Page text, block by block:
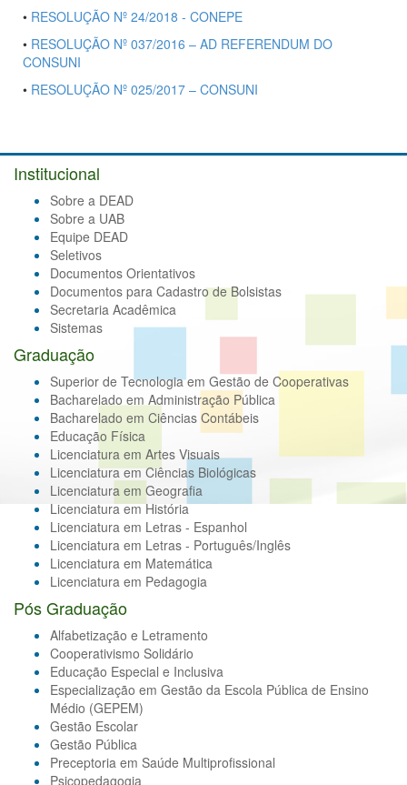
• RESOLUÇÃO Nº 24/2018 - CONEPE
• RESOLUÇÃO Nº 037/2016 – AD REFERENDUM DO
CONSUNI
• RESOLUÇÃO Nº 025/2017 – CONSUNI
Institucional
Sobre a DEAD
Sobre a UAB
Equipe DEAD
Seletivos
Documentos Orientativos
Documentos para Cadastro de Bolsistas
Secretaria Acadêmica
Sistemas
Graduação
Superior de Tecnologia em Gestão de Cooperativas
Bacharelado em Administração Pública
Bacharelado em Ciências Contábeis
Educação Física
Licenciatura em Artes Visuais
Licenciatura em Ciências Biológicas
Licenciatura em Geografia
Licenciatura em História
Licenciatura em Letras - Espanhol
Licenciatura em Letras - Português/Inglês
Licenciatura em Matemática
Licenciatura em Pedagogia
Pós Graduação
Alfabetização e Letramento
Cooperativismo Solidário
Educação Especial e Inclusiva
Especialização em Gestão da Escola Pública de Ensino
Médio (GEPEM)
Gestão Escolar
Gestão Pública
Preceptoria em Saúde Multiprofissional
Psicopedagogia